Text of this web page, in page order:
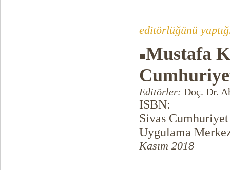
editörlüğünü
■Mustafa
Editörler: Doç. Dr.
ISBN:
Sivas
Uygulama
Kasım 2018